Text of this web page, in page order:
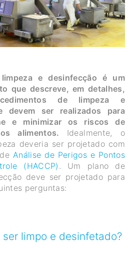
e desinfecção é um
que descreve, em detalhes,
de limpeza e
devem ser realizados para
e minimizar os riscos de
alimentos. Idealmente, o
deveria ser projetado com
deAnálise de Perigos e Pontos
(HACCP) . Um plano de
deve ser projetado para
perguntas:
limpo e desinfetado?